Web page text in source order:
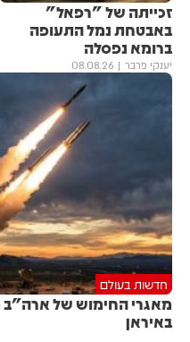
זכייתה של "רפאל"
באבטחת נמל התעופה
ברומא נפסלה
יענקי פרבר 08.08.26
חדשות בעולם
מאגרי החימוש של
באיראן